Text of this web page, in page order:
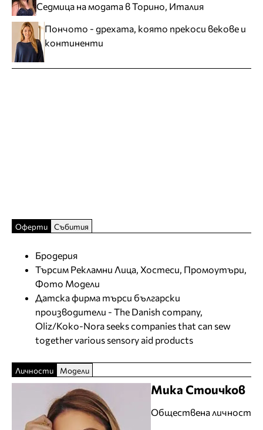
Седмица на модата в Торино, Италия
Пончото - дрехата, която прекоси векове и
континенти
Оферти Събития
Бродерия
Търсим Рекламни Лица, Хостеси, Промоутъри,
Фото Модели
Датска фирма търси български
производители - The Danish company,
Oliz/Koko-Nora seeks companies that can sew
together various sensory aid products
Личности Модели
Мика Стоичков
Обществена личност